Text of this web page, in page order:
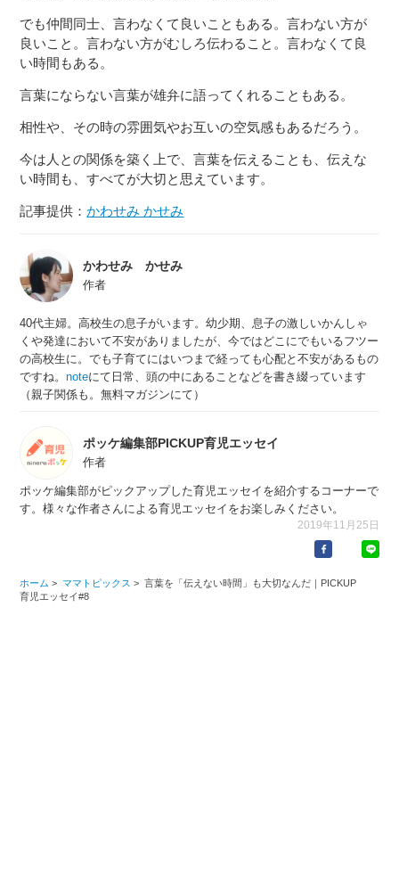
でも仲間同士、言わなくて良いこともある。言わない方が
良いこと。言わない方がむしろ伝わること。言わなくて良
い時間もある。
言葉にならない言葉が雄弁に語ってくれることもある。
相性や、その時の雰囲気やお互いの空気感もあるだろう。
今は人との関係を築く上で、言葉を伝えることも、伝えな
い時間も、すべてが大切と思えています。
記事提供：かわせみ かせみ
かわせみ かせみ
作者
40代主婦。高校生の息子がいます。幼少期、息子の激しいかんしゃ
くや発達において不安がありましたが、今ではどこにでもいるフツー
の高校生に。でも子育てにはいつまで経っても心配と不安があるもの
ですね。noteにて日常、頭の中にあることなどを書き綴っています
（親子関係も。無料マガジンにて）
ポッケ編集部PICKUP育児エッセイ
作者
ポッケ編集部がピックアップした育児エッセイを紹介するコーナーで
す。様々な作者さんによる育児エッセイをお楽しみください。
2019年11月25日
ホーム > ママトピックス > 言葉を「伝えない時間」も大切なんだ｜PICKUP
育児エッセイ#8